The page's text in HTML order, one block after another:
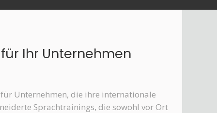
Ihr Unternehmen
Unternehmen, die ihre internationale
Sprachtrainings, die sowohl vor Ort